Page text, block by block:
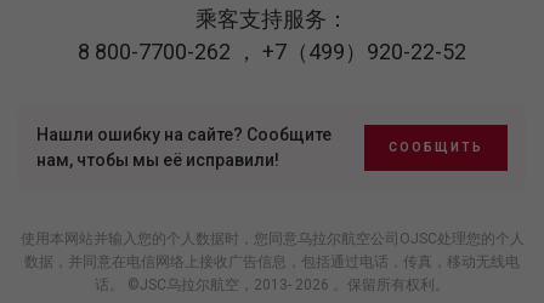
乘客支持服务：
8 800-7700-262 ， +7（499）920-22-52
Нашли ошибку на сайте? Сообщите
нам, чтобы мы её исправили!
СООБЩИТЬ
使用本网站并输入您的个人数据时，您同意乌拉尔航空公司OJSC处理您的个人
数据，并同意在电信网络上接收广告信息，包括通过电话，传真，移动无线电
话。 ©JSC乌拉尔航空，2013- 2026 。保留所有权利。